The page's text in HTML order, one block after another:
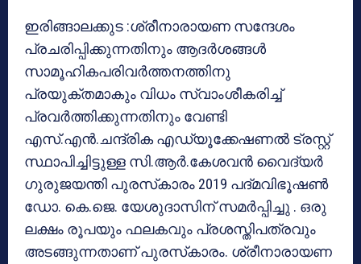
ഇരിങ്ങാലക്കുട :ശ്രീനാരായണ സന്ദേശം
പ്രചരിപ്പിക്കുന്നതിനും ആദര്‍ശങ്ങള്‍
സാമൂഹികപരിവര്‍ത്തനത്തിനു
പ്രയുക്തമാകും വിധം സ്വാംശീകരിച്ച്
പ്രവര്‍ത്തിക്കുന്നതിനും വേണ്ടി
എസ്.എന്‍.ചന്ദ്രിക എഡ്യൂക്കേഷണല്‍ ട്രസ്റ്റ്
സ്ഥാപിച്ചിട്ടുള്ള സി.ആര്‍.കേശവന്‍ വൈദ്യര്‍
ഗുരുജയന്തി പുരസ്‌കാരം 2019 പദ്മവിഭൂഷണ്‍
ഡോ. കെ.ജെ. യേശുദാസിന് സമര്‍പ്പിച്ചു . ഒരു
ലക്ഷം രൂപയും ഫലകവും പ്രശസ്തിപത്രവും
അടങ്ങുന്നതാണ് പുരസ്‌കാരം. ശ്രീനാരായണ